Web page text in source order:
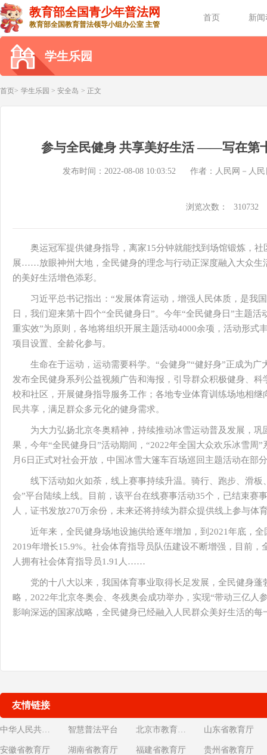
教育部全国青少年普法网
教育部全国教育普法领导小组办公室 主管
首页 新
学生乐园
首页> 学生乐园 > 安全岛 > 正文
参与全民健身 共享美好生活 ——写在第
发布时间：2022-08-08 10:03:52 作者：人民网－人民
浏览次数： 310732
奥运冠军提供健身指导，离家15分钟就能找到场馆锻炼，
展……放眼神州大地，全民健身的理念与行动正深度融入大众生
的美好生活增色添彩。
习近平总书记指出：“发展体育运动，增强人民体质，是我
日，我们迎来第十四个“全民健身日”。今年“全民健身日”主题
重实效”为原则，各地将组织开展主题活动4000余项，活动形式
项目设置、全龄化参与。
生命在于运动，运动需要科学。“会健身”“健好身”正成为
发布全民健身系列公益视频广告和海报，引导群众积极健身、
校和社区，开展健身指导服务工作；各地专业体育训练场地相
民共享，满足群众多元化的健身需求。
为大力弘扬北京冬奥精神，持续推动冰雪运动普及发展，
果，今年“全民健身日”活动期间，“2022年全国大众欢乐冰雪周
月6日正式对社会开放，中国冰雪大篷车百场巡回主题活动在部
线下活动如火如荼，线上赛事持续升温。骑行、跑步、滑
会”平台陆续上线。目前，该平台在线赛事活动35个，已结束赛
人，证书发放270万余份，未来还将持续为群众提供线上参与体
近年来，全民健身场地设施供给逐年增加，到2021年底，
2019年增长15.9%。社会体育指导员队伍建设不断增强，目前
人拥有社会体育指导员1.91人……
党的十八大以来，我国体育事业取得长足发展，全民健身
略，2022年北京冬奥会、冬残奥会成功举办，实现“带动三亿人
影响深远的国家战略，全民健身已经融入人民群众美好生活的每
友情链接
中华人民共和国教育部 智慧普法平台 北京市教育委员会 山东省教育厅
安徽省教育厅 湖南省教育厅 福建省教育厅 贵州省教育厅